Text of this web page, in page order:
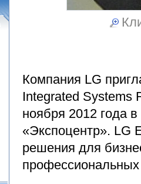
Компания LG
Integrated Systems
ноября 2012 года
«Экспоцентр». LG
решения для